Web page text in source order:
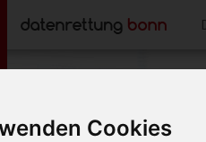
Cookies